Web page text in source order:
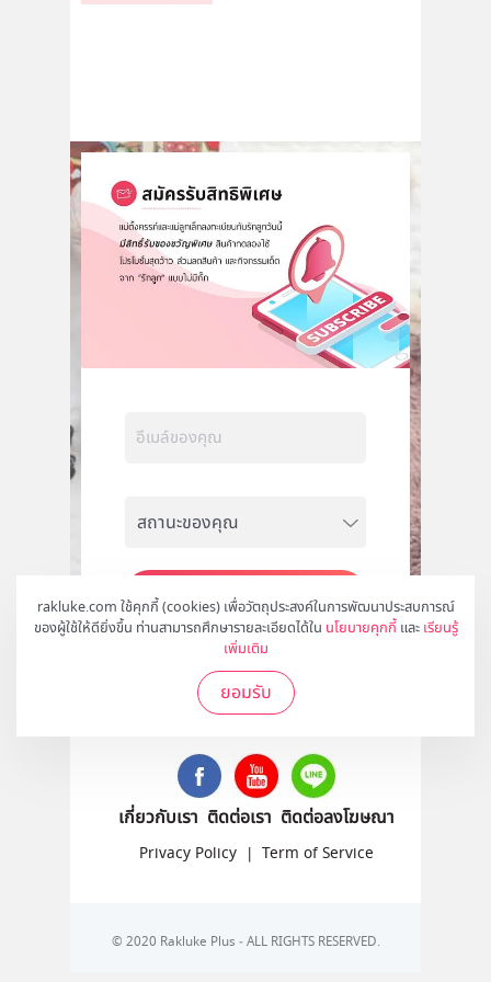
rakluke.com ใช้คุกกี้ (cookies) เพื่อวัตถุประสงค์ในการพัฒนาประสบการณ์
ของผู้ใช้ให้ดียิ่งขึ้น ท่านสามารถศึกษารายละเอียดได้ใน นโยบายคุกกี้ และ เรียนรู้
เพิ่มเติม
ยอมรับ
สมัคร
ติดตามเราได้ที่
เกี่ยวกับเรา ติดต่อเรา ติดต่อลงโฆษณา
Privacy Policy | Term of Service
© 2020 Rakluke Plus - ALL RIGHTS RESERVED.